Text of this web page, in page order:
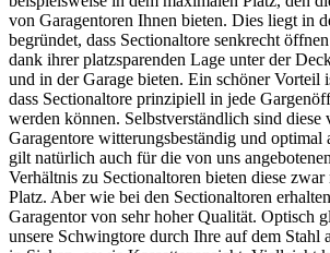
von Garagentoren Ihnen bieten. Dies liegt in
begründet, dass Sectionaltore senkrecht
dank ihrer platzsparenden Lage unter der
und in der Garage bieten. Ein schöner Vorteil
dass Sectionaltore prinzipiell in jede
werden können. Selbstverständlich sind diese
Garagentore witterungsbeständig und optimal
gilt natürlich auch für die von uns
Verhältnis zu Sectionaltoren bieten diese
Platz. Aber wie bei den Sectionaltoren
Garagentor von sehr hoher Qualität. Optisch
unsere Schwingtore durch Ihre auf dem Stahl